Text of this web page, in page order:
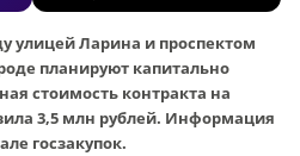
улицей Ларина и проспектом
планируют капитально
стоимость контракта на
3,5 млн рублей. Информация
госзакупок.